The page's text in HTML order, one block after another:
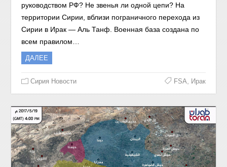
руководством РФ? Не звенья ли одной цепи? На
территории Сирии, вблизи пограничного перехода из
Сирии в Ирак — Аль Танф. Военная база создана по
всем правилом…
ДАЛЕЕ
Сирия Новости FSA Ирак